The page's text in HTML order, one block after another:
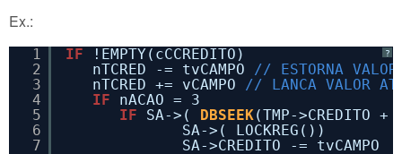
Ex.:
?
1
2
3
4
5
6
7
IF
!EMPTY(cCCREDITO)
nTCRED -= tvCAMPO // ESTORNA VALOR
nTCRED += vCAMPO // LANCA VALOR
IF
nACAO = 3
IF
SA->( DBSEEK(TMP->CREDITO +
SA->( LOCKREG())
SA->CREDITO -= tvCAMPO